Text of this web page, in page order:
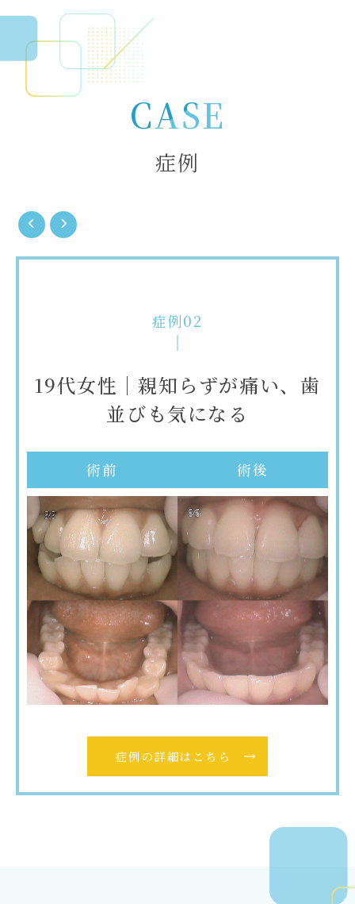
CASE
症例
知らずが痛い、歯
術後
17歳